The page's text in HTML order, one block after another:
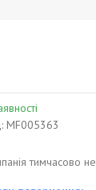
MF005363
тимчасово